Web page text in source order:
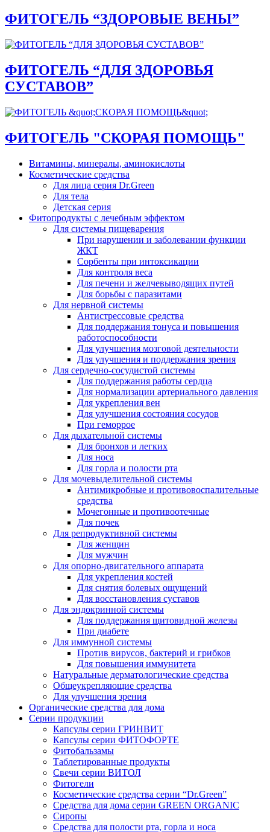
ФИТОГЕЛЬ “ЗДОРОВЫЕ ВЕНЫ”
ФИТОГЕЛЬ “ДЛЯ ЗДОРОВЬЯ
СУСТАВОВ”
ФИТОГЕЛЬ "СКОРАЯ ПОМОЩЬ"
Витамины, минералы, аминокислоты
Косметические средства
Для лица серия Dr.Green
Для тела
Детская серия
Фитопродукты с лечебным эффектом
Для системы пищеварения
При нарушении и заболевании функции
ЖКТ
Сорбенты при интоксикации
Для контроля веса
Для печени и желчевыводящих путей
Для борьбы с паразитами
Для нервной системы
Антистрессовые средства
Для поддержания тонуса и повышения
работоспособности
Для улучшения мозговой деятельности
Для улучшения и поддержания зрения
Для сердечно-сосудистой системы
Для поддержания работы сердца
Для нормализации артериального давления
Для укрепления вен
Для улучшения состояния сосудов
При геморрое
Для дыхательной системы
Для бронхов и легких
Для носа
Для горла и полости рта
Для мочевыделительной системы
Антимикробные и противовоспалительные
средства
Мочегонные и противоотечные
Для почек
Для репродуктивной системы
Для женщин
Для мужчин
Для опорно-двигательного аппарата
Для укрепления костей
Для снятия болевых ощущений
Для восстановления суставов
Для эндокринной системы
Для поддержания щитовидной железы
При диабете
Для иммунной системы
Против вирусов, бактерий и грибков
Для повышения иммунитета
Натуральные дерматологические средства
Общеукрепляющие средства
Для улучшения зрения
Органические средства для дома
Серии продукции
Капсулы серии ГРИНВИТ
Капсулы серии ФИТОФОРТЕ
Фитобальзамы
Таблетированные продукты
Свечи серии ВИТОЛ
Фитогели
Косметические средства серии “Dr.Green”
Средства для дома серии GREEN ORGANIC
Сиропы
Средства для полости рта, горла и носа